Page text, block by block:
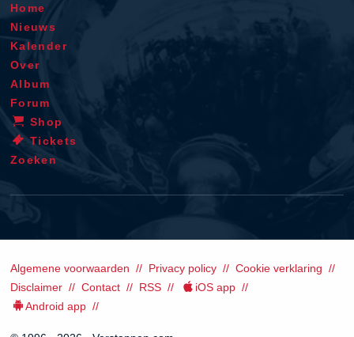
Home
Nieuws
Kalender
Over
Album
Forum
Shop
Tickets
Zoeken
Algemene voorwaarden Privacy policy
Cookie verklaring
Disclaimer
Contact RSS
iOS app
Android app